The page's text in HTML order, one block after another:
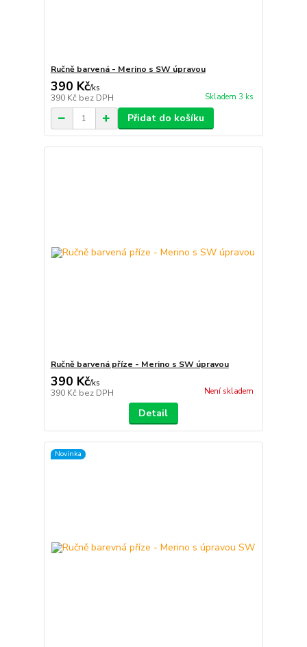
Ručně barvená - Merino s SW úpravou
390 Kč/ks
390 Kč bez DPH Skladem 3 ks
Přidat do košíku
Ručně barvená příze - Merino s SW úpravou
390 Kč/ks
390 Kč bez DPH Není skladem
Detail
Novinka